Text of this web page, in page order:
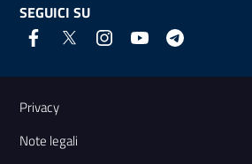
SEGUICI SU
Link e informazioni utili
Privacy
Note legali